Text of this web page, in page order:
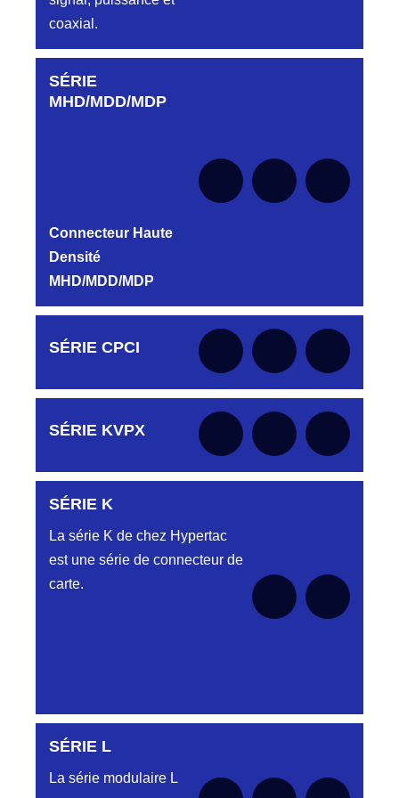
coaxial.
Aucune pièce disponible pour cette série pour
le moment
SÉRIE
MHD/MDD/MDP
Connecteur Haute
Densité
MHD/MDD/MDP
Aucune pièce disponible pour cette série pour
le moment
SÉRIE CPCI
Aucune pièce disponible pour cette série pour
le moment
SÉRIE KVPX
Aucune pièce disponible pour cette série pour
SÉRIE K
La série K de chez Hypertac
est une série de connecteur de
carte.
Aucune pièce disponible pour cette série pour
SÉRIE L
La série modulaire L